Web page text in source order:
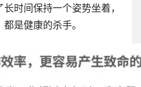
时间保持一个姿势坐着，
是健康的杀手。